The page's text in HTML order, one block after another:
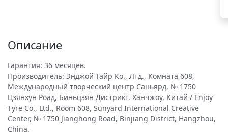
Описание
Гарантия: 36 месяцев.
Производитель: Энджой Тайр Ко., Лтд., Комната 608,
Международный творческий центр Саньярд, № 1750
Цзянхун Роад, Биньцзян Дистрикт, Ханчжоу, Китай / Enjoy
Tyre Co., Ltd., Room 608, Sunyard International Creative
Center, № 1750 Jianghong Road, Binjiang District, Hangzhou,
China.